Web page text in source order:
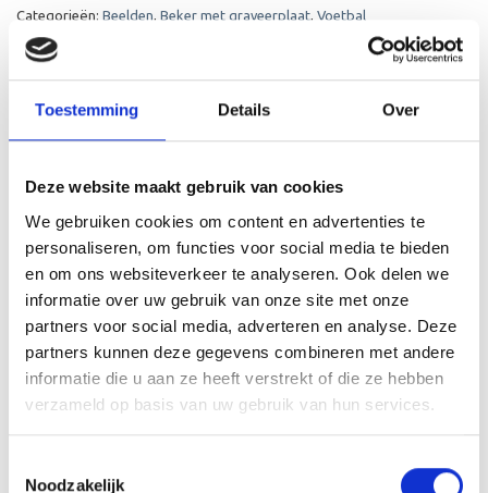
Toestemming Details Over
Deze website maakt gebruik van cookies
We gebruiken cookies om content en advertenties te
personaliseren, om functies voor social media te bieden
en om ons websiteverkeer te analyseren. Ook delen we
informatie over uw gebruik van onze site met onze
partners voor social media, adverteren en analyse. Deze
partners kunnen deze gegevens combineren met andere
informatie die u aan ze heeft verstrekt of die ze hebben
verzameld op basis van uw gebruik van hun services.
Noodzakelijk
Categorieën: Beelden, Beker met graveerplaat, Voetbal
BESCHRIJVING
BEOORDELINGEN (0)
De RE.040.78 is een zeer mooi trofee die zeer geschikt is
voor ieder (sport)toernooi of businessevenement. We
kunnen de beker personaliseren door er een tekst op de
voet van de beker aan te brengen. De tekst wordt door
middel van graveren aangebracht op de beker.